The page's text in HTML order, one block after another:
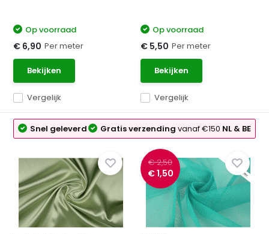
Vergelijk
Op voorraad
€ 6,90 Per meter
Bekijken
Vergelijk
Op voorraad
€ 5,50 Per meter
Bekijken
Snel geleverd Gratis verzendingvanaf €150 NL & BE
€ 2,50
€ 1,50